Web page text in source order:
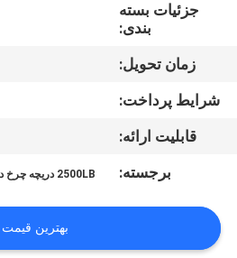
کنترل
کیفیت
تماس
بگیرید
جزئیات بسته
بندی:
زمان تحویل:
شرایط پرداخت:
قابلیت ارائه:
برجسته:
2500LB دریچه چرخ دستی
بهترین قیمت